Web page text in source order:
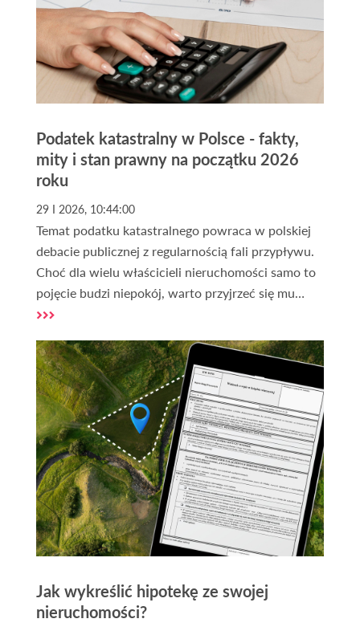
Podatek katastralny w Polsce - fakty,
mity i stan prawny na początku 2026
roku
29 I 2026, 10:44:00
Temat podatku katastralnego powraca w polskiej
debacie publicznej z regularnością fali przypływu.
Choć dla wielu właścicieli nieruchomości samo to
pojęcie budzi niepokój, warto przyjrzeć się mu
chłodnym okiem eksperta. Na początku 2026 roku
choć otoczenie polityczne i napływające
propozycje zmian sugerują, że stoimy przed
ewentualną ewolucją systemu tego typu danin.
Jak wykreślić hipotekę ze swojej
nieruchomości?